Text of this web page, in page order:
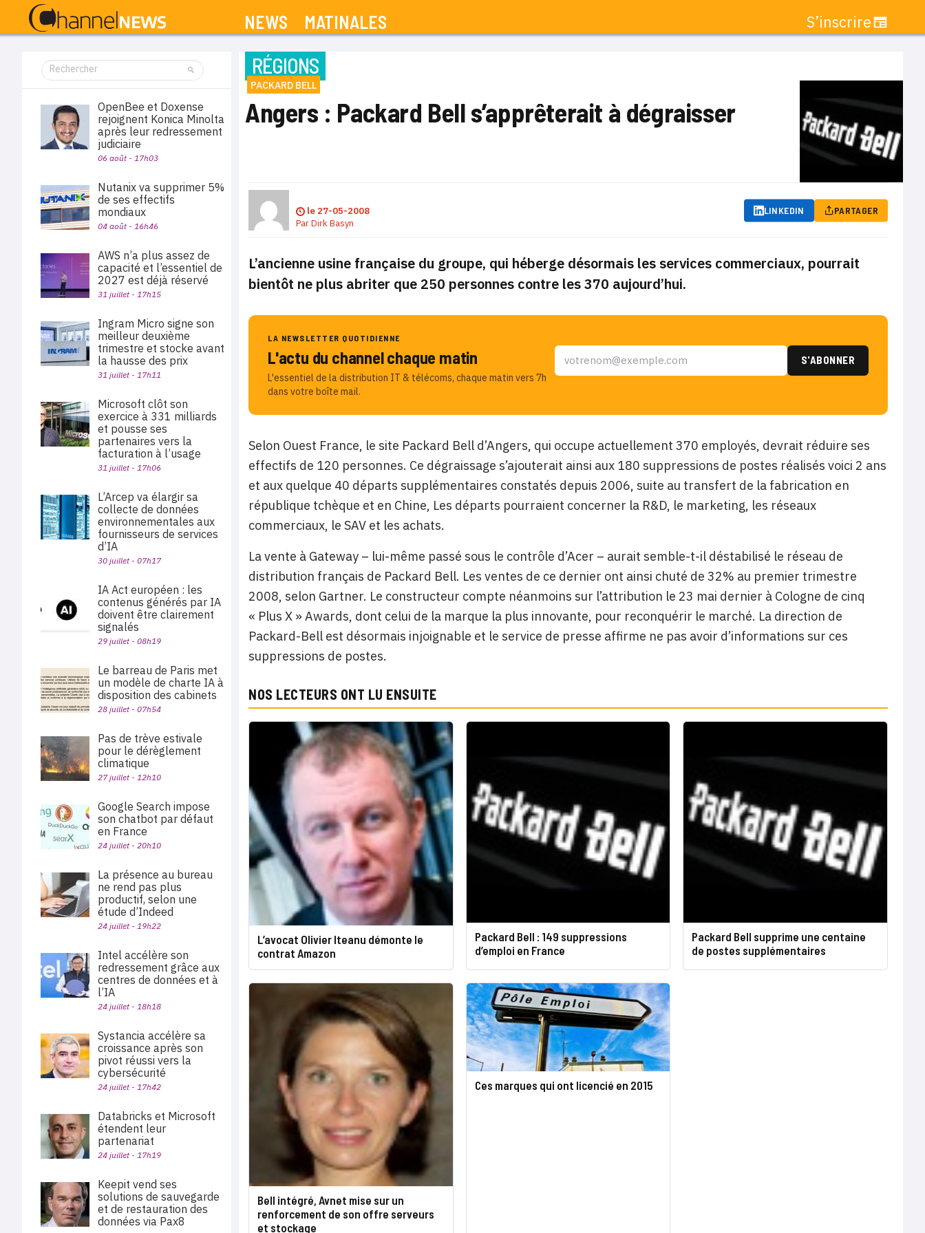
NEWS MATINALES S’inscrire
RÉGIONS
PACKARD BELL
Angers : Packard Bell s’apprêterait à dégraisser
le 27-05-2008
ParDirk Basyn
LINKEDIN PARTAGER
L’ancienne usine française du groupe, qui héberge désormais les services commerciaux, pourrait
bientôt ne plus abriter que 250 personnes contre les 370 aujourd’hui.
LA NEWSLETTER QUOTIDIENNE
L'actu du channel chaque matin
L'essentiel de la distribution IT & télécoms, chaque matin vers 7h
dans votre boîte mail.
Selon Ouest France, le site Packard Bell d’Angers, qui occupe actuellement 370 employés, devrait réduire ses
effectifs de 120 personnes. Ce dégraissage s’ajouterait ainsi aux 180 suppressions de postes réalisés voici 2 ans
et aux quelque 40 départs supplémentaires constatés depuis 2006, suite au transfert de la fabrication en
république tchèque et en Chine, Les départs pourraient concerner la R&D, le marketing, les réseaux
commerciaux, le SAV et les achats.
La vente à Gateway – lui-même passé sous le contrôle d’Acer – aurait semble-t-il déstabilisé le réseau de
distribution français de Packard Bell. Les ventes de ce dernier ont ainsi chuté de 32% au premier trimestre
2008, selon Gartner. Le constructeur compte néanmoins sur l’attribution le 23 mai dernier à Cologne de cinq
« Plus X » Awards, dont celui de la marque la plus innovante, pour reconquérir le marché. La direction de
Packard-Bell est désormais injoignable et le service de presse affirme ne pas avoir d’informations sur ces
suppressions de postes.
NOS LECTEURS ONT LU ENSUITE
L’avocat Olivier Iteanu démonte le
contrat Amazon
Packard Bell : 149 suppressions
d’emploi en France
Packard Bell supprime une centaine
de postes supplémentaires
Bell intégré, Avnet mise sur un
renforcement de son offre serveurs
et stockage
Ces marques qui ont licencié en 2015
OpenBee et Doxense
rejoignent Konica Minolta
après leur redressement
judiciaire
06 août - 17h03
Nutanix va supprimer 5%
de ses effectifs
mondiaux
04 août - 16h46
AWS n’a plus assez de
capacité et l’essentiel de
2027 est déjà réservé
31 juillet - 17h15
Ingram Micro signe son
meilleur deuxième
trimestre et stocke avant
la hausse des prix
31 juillet - 17h11
Microsoft clôt son
exercice à 331 milliards
et pousse ses
partenaires vers la
facturation à l’usage
31 juillet - 17h06
L’Arcep va élargir sa
collecte de données
environnementales aux
fournisseurs de services
d’IA
30 juillet - 07h17
IA Act européen : les
contenus générés par IA
doivent être clairement
signalés
29 juillet - 08h19
Le barreau de Paris met
un modèle de charte IA à
disposition des cabinets
28 juillet - 07h54
Pas de trève estivale
pour le dérèglement
climatique
27 juillet - 12h10
Google Search impose
son chatbot par défaut
en France
24 juillet - 20h10
La présence au bureau
ne rend pas plus
productif, selon une
étude d’Indeed
24 juillet - 19h22
Intel accélère son
redressement grâce aux
centres de données et à
l’IA
24 juillet - 18h18
Systancia accélère sa
croissance après son
pivot réussi vers la
cybersécurité
24 juillet - 17h42
Databricks et Microsoft
étendent leur
partenariat
24 juillet - 17h19
Keepit vend ses
solutions de sauvegarde
et de restauration des
données via Pax8